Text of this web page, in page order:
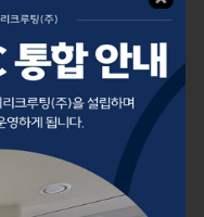
인 받는 미국 투